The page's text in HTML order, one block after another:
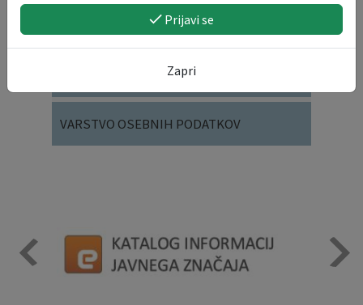
SOCIALNE DEJAVNOSTI
VARSTVO OSEBNIH PODATKOV
Prijavi se
Zapri